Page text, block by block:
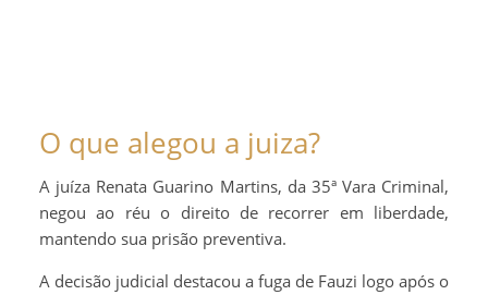
O que alegou a juiza?
A juíza Renata Guarino Martins, da 35ª Vara Criminal,
negou ao réu o direito de recorrer em liberdade,
mantendo sua prisão preventiva.
A decisão judicial destacou a fuga de Fauzi logo após o